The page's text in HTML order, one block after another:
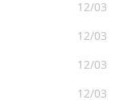
12/03
12/03
12/03
12/03